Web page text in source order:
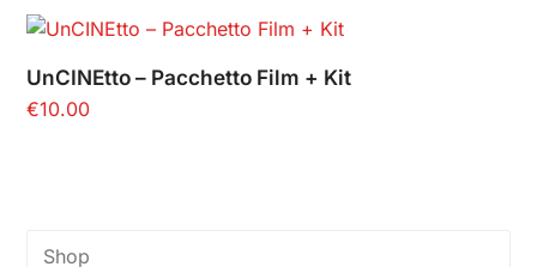
UnCINEtto – Pacchetto Film + Kit
€10.00
Shop